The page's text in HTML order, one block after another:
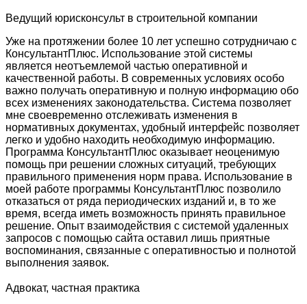
Ведущий юрисконсульт в строительной компании
Уже на протяжении более 10 лет успешно сотрудничаю с
КонсультантПлюс. Использование этой системы
является неотъемлемой частью оперативной и
качественной работы. В современных условиях особо
важно получать оперативную и полную информацию обо
всех изменениях законодательства. Система позволяет
мне своевременно отслеживать изменения в
нормативных документах, удобный интерфейс позволяет
легко и удобно находить необходимую информацию.
Программа КонсультантПлюс оказывает неоценимую
помощь при решении сложных ситуаций, требующих
правильного применения норм права. Использование в
моей работе программы КонсультантПлюс позволило
отказаться от ряда периодических изданий и, в то же
время, всегда иметь возможность принять правильное
решение. Опыт взаимодействия с системой удаленных
запросов с помощью сайта оставил лишь приятные
воспоминания, связанные с оперативностью и полнотой
выполнения заявок.
Адвокат, частная практика